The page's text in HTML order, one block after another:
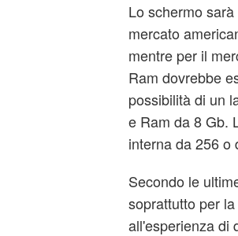
Lo schermo
mercato
mentre per il
Ram dovrebbe
possibilità di un
e Ram da 8 Gb.
interna da 256 o
Secondo le
soprattutto per
all'esperienza di